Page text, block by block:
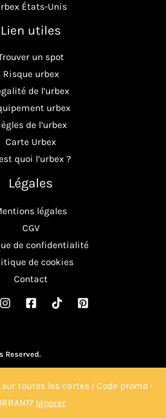
sur toutes les cartes ! Code promo :
Ignorer
États-Unis
Lien utiles
un spot
Risque urbex
de l’urbex
urbex
de l’urbex
Carte Urbex
quoi l’urbex ?
Légales
légales
CGV
de confidentialité
de cookies
Contact
Reserved.